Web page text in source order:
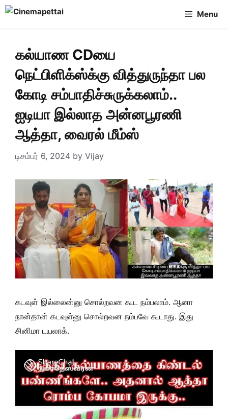
Skip
Menu
கல்யாண CDயை
நெட்பிளிக்ஸ்க்கு வித்துருந்தா பல
கோடி சம்பாதிச்சுருக்கலாம்..
ஐடியா இல்லாத அன்னபூரணி
ஆத்தா, வைரல் மீம்ஸ்
டிசம்பர் 6, 2024 by Vijay
கடவுள் இல்லைன்னு சொல்றவன கூட நம்பலாம். ஆனா
நான்தான் கடவுள்னு சொல்றவன நம்பவே கூடாது. இது
சினிமா டயலாக்.